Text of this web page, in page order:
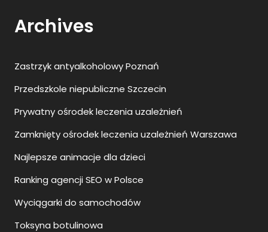
Archives
Zastrzyk antyalkoholowy Poznań
Przedszkole niepubliczne Szczecin
Prywatny ośrodek leczenia uzależnień
Zamknięty ośrodek leczenia uzależnień Warszawa
Najlepsze animacje dla dzieci
Ranking agencji SEO w Polsce
Wyciągarki do samochodów
Toksyna botulinowa